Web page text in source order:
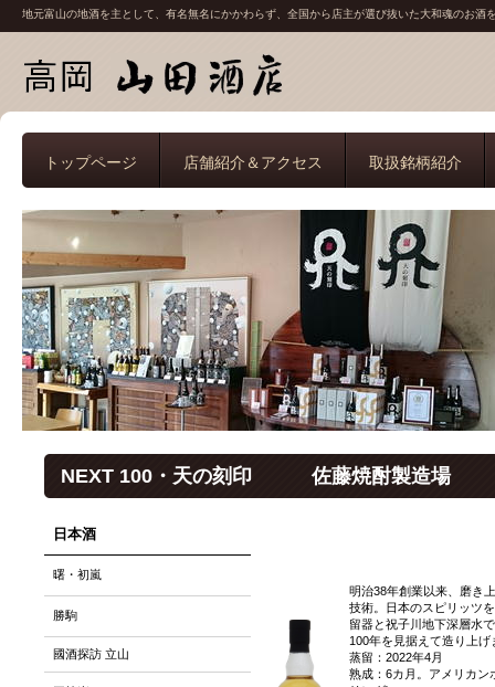
地元富山の地酒を主として、有名無名にかかわらず、全国から店主が選び抜いた大和魂のお酒
NEXT 100・天の刻印 佐藤焼酎製造
日本酒
曙・初嵐
明治38年創業以来、磨き
技術。日本のスピリッツ
留器と祝子川地下深層水
100年を見据えて造り上げ
蒸留：2022年4月
熟成：6カ月。アメリカン
勝駒
國酒探訪 立山
トップページ 店舗紹介＆アクセス 取扱銘柄紹介